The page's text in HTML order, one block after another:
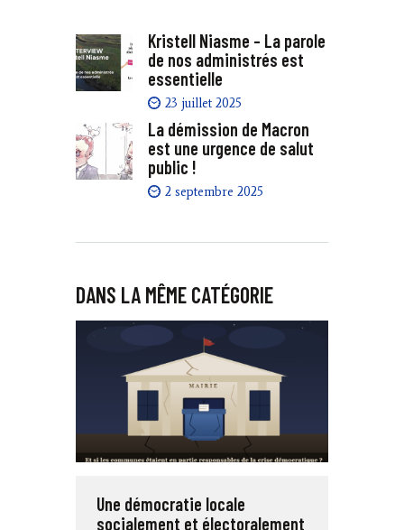
Kristell Niasme – La parole
de nos administrés est
essentielle
23 juillet 2025
La démission de Macron
est une urgence de salut
public !
2 septembre 2025
DANS LA MÊME CATÉGORIE
Une démocratie locale
socialement et électoralement